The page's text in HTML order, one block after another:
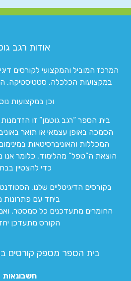
אודות רגב
במקצועות הכלכלה, סטטיסטיקה,
וכן במקצועות
בית הספר “רגב גוטמן” זו
הסמכה באופן עצמאי או תואר
המכללות והאוניברסיטאות
הוצאת ה”טפל” מהלימוד. כלומר
כדי להצטיין
בקורסים הדיגיטליים שלנו,
ביחד עם פתרונות
החומרים מתעדכנים כל סמסטר,
הקורס מתעדכן
בית הספר מספק קורסים
חשבונאות